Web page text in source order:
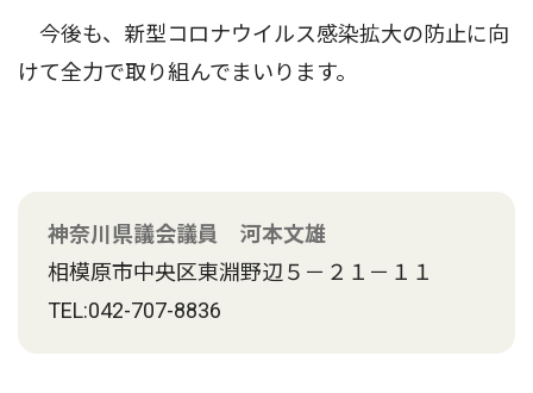
今後も、新型コロナウイルス感染拡大の防止に向
けて全力で取り組んでまいります。
神奈川県議会議員 河本文雄
相模原市中央区東淵野辺５－２１－１１
TEL:042-707-8836